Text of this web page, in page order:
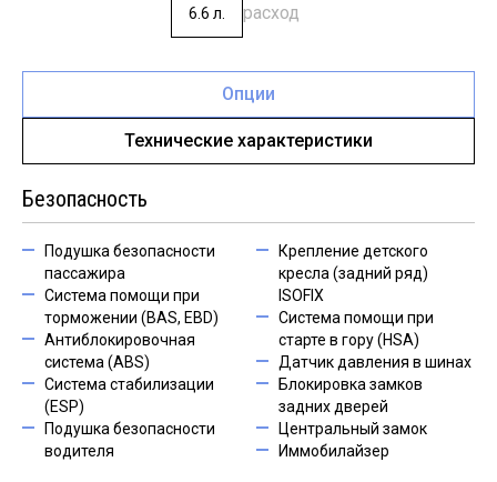
6.6 л. расход
Опции
Технические характеристики
Безопасность
Подушка безопасности
пассажира
Система помощи при
торможении (BAS, EBD)
Антиблокировочная
система (ABS)
Система стабилизации
(ESP)
Подушка безопасности
водителя
Крепление детского
кресла (задний ряд)
ISOFIX
Система помощи при
старте в гору (HSA)
Датчик давления в шинах
Блокировка замков
задних дверей
Центральный замок
Иммобилайзер